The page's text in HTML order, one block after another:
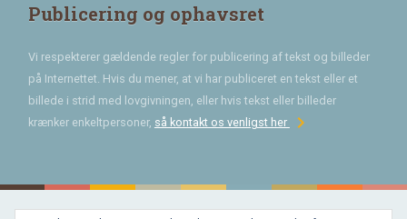
Publicering og ophavsret
Vi respekterer gældende regler for publicering af tekst og billeder
på Internettet. Hvis du mener, at vi har publiceret en tekst eller et
billede i strid med lovgivningen, eller hvis tekst eller billeder
krænker enkeltpersoner, så kontakt os venligst herchevron_right